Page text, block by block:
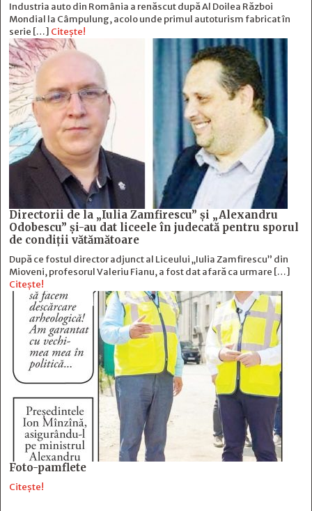
Industria auto din România a renăscut după Al Doilea Război
Mondial la Câmpulung, acolo unde primul autoturism fabricat în
serie […] Citește!
Directorii de la „Iulia Zamfirescu” și „Alexandru
Odobescu” și-au dat liceele în judecată pentru sporul
de condiții vătămătoare
După ce fostul director adjunct al Liceului „Iulia Zamfirescu” din
Mioveni, profesorul Valeriu Fianu, a fost dat afară ca urmare […]
Citește!
Foto-pamflete
Citește!